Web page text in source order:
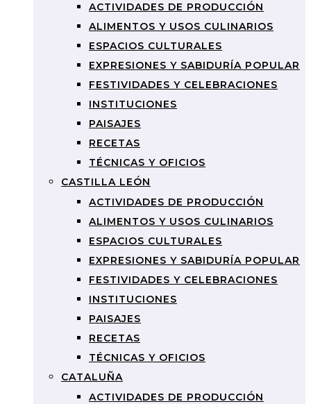
ACTIVIDADES DE PRODUCCIÓN
ALIMENTOS Y USOS CULINARIOS
ESPACIOS CULTURALES
EXPRESIONES Y SABIDURÍA POPULAR
FESTIVIDADES Y CELEBRACIONES
INSTITUCIONES
PAISAJES
RECETAS
TÉCNICAS Y OFICIOS
CASTILLA LEÓN
ACTIVIDADES DE PRODUCCIÓN
ALIMENTOS Y USOS CULINARIOS
ESPACIOS CULTURALES
EXPRESIONES Y SABIDURÍA POPULAR
FESTIVIDADES Y CELEBRACIONES
INSTITUCIONES
PAISAJES
RECETAS
TÉCNICAS Y OFICIOS
CATALUÑA
ACTIVIDADES DE PRODUCCIÓN